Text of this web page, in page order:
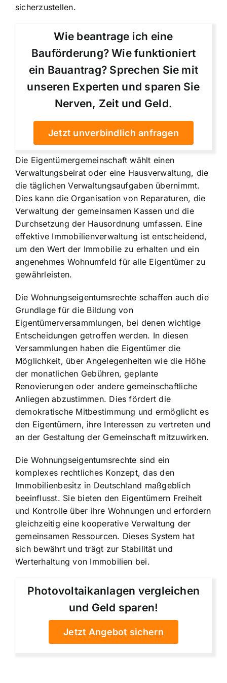
sicherzustellen.
Wie beantrage ich eine
Bauförderung? Wie funktioniert
ein Bauantrag? Sprechen Sie mit
unseren Experten und sparen Sie
Nerven, Zeit und Geld.
Jetzt unverbindlich anfragen
Die Eigentümergemeinschaft wählt einen
Verwaltungsbeirat oder eine Hausverwaltung, die
die täglichen Verwaltungsaufgaben übernimmt.
Dies kann die Organisation von Reparaturen, die
Verwaltung der gemeinsamen Kassen und die
Durchsetzung der Hausordnung umfassen. Eine
effektive Immobilienverwaltung ist entscheidend,
um den Wert der Immobilie zu erhalten und ein
angenehmes Wohnumfeld für alle Eigentümer zu
gewährleisten.
Die Wohnungseigentumsrechte schaffen auch die
Grundlage für die Bildung von
Eigentümerversammlungen, bei denen wichtige
Entscheidungen getroffen werden. In diesen
Versammlungen haben die Eigentümer die
Möglichkeit, über Angelegenheiten wie die Höhe
der monatlichen Gebühren, geplante
Renovierungen oder andere gemeinschaftliche
Anliegen abzustimmen. Dies fördert die
demokratische Mitbestimmung und ermöglicht es
den Eigentümern, ihre Interessen zu vertreten und
an der Gestaltung der Gemeinschaft mitzuwirken.
Die Wohnungseigentumsrechte sind ein
komplexes rechtliches Konzept, das den
Immobilienbesitz in Deutschland maßgeblich
beeinflusst. Sie bieten den Eigentümern Freiheit
und Kontrolle über ihre Wohnungen und erfordern
gleichzeitig eine kooperative Verwaltung der
gemeinsamen Ressourcen. Dieses System hat
sich bewährt und trägt zur Stabilität und
Werterhaltung von Immobilien bei.
Photovoltaikanlagen vergleichen
und Geld sparen!
Jetzt Angebot sichern